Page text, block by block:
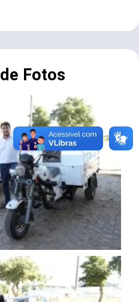
Fotos